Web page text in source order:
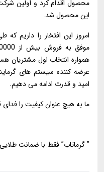
محصول اقدام کرد و اولین شرکت
این محصول شد.
همواره انتخاب اول مشتریان
عرضه کننده سیستم های
امید و قدرت ادامه می دهیم.
ما به هیچ عنوان کیفیت را
” گرماتاب” فقط با ضمانت